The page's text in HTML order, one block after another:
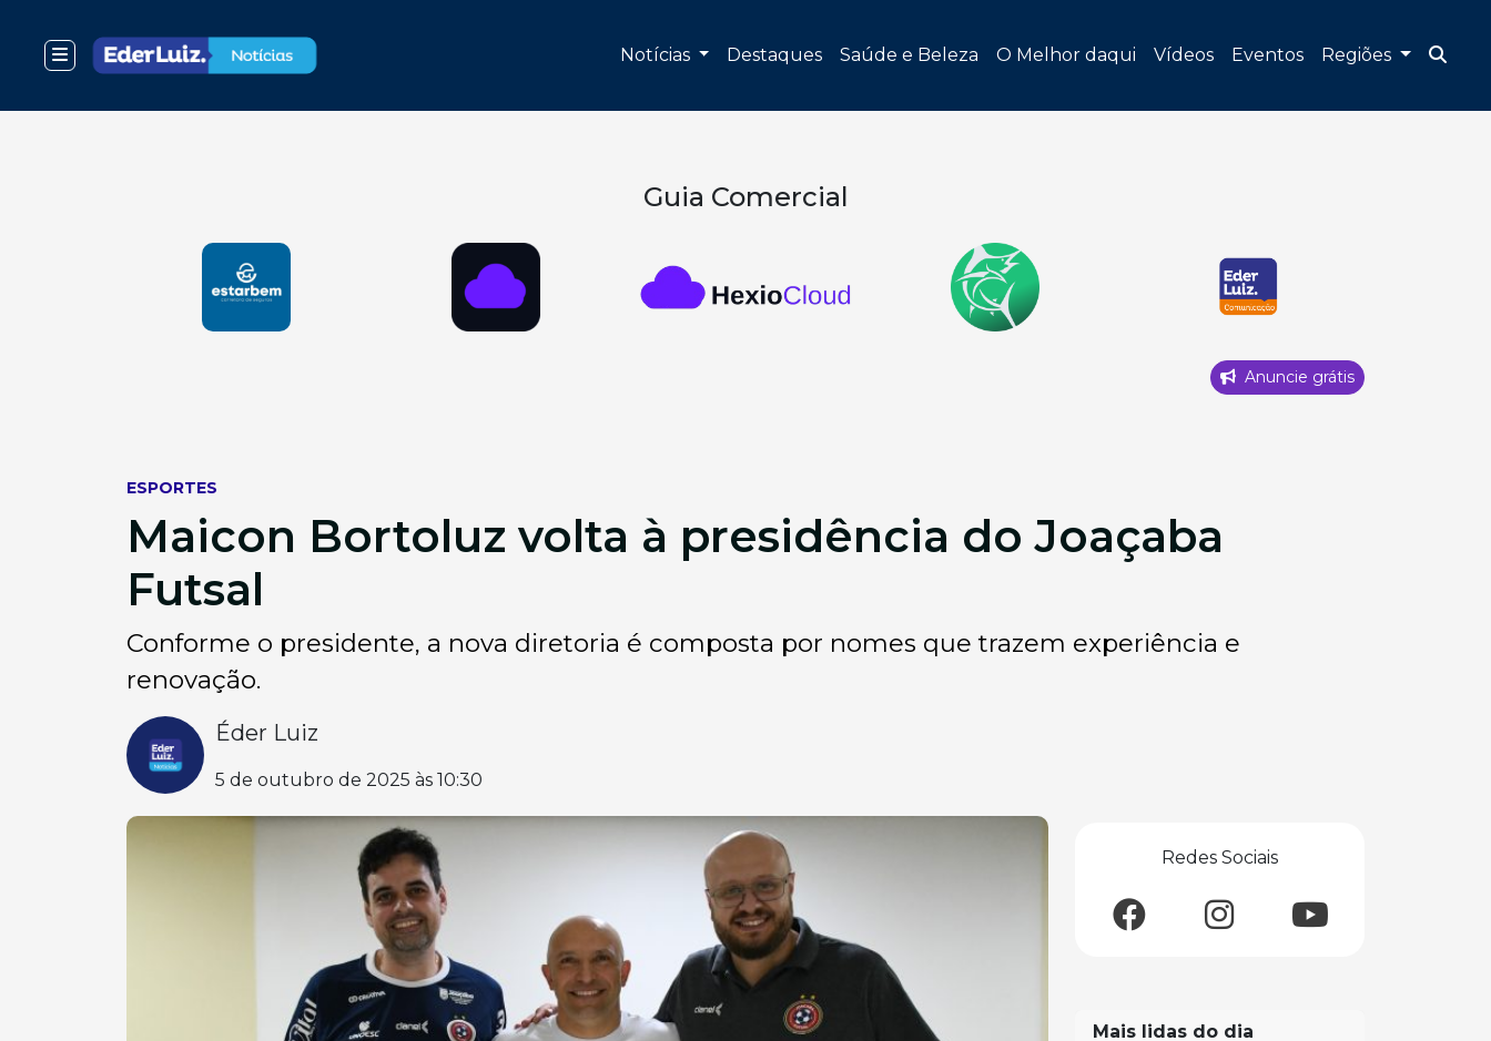
Notícias Destaques Saúde e Beleza O Melhor daqui Vídeos Eventos Regiões
Guia Comercial
Anuncie grátis
ESPORTES
Maicon Bortoluz volta à presidência do Joaçaba
Futsal
Conforme o presidente, a nova diretoria é composta por nomes que trazem experiência e
renovação.
Éder Luiz
5 de outubro de 2025 às 10:30
Redes Sociais
Mais lidas do dia